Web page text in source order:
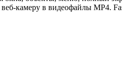
камеру в видеофайлы MP4.